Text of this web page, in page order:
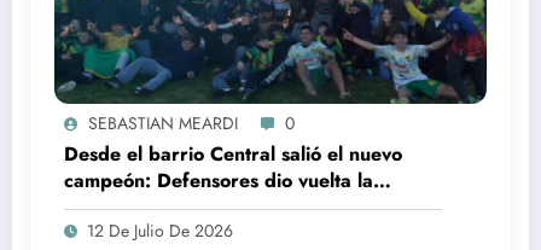
SEBASTIAN MEARDI 0
Desde el barrio Central salió el nuevo
campeón: Defensores dio vuelta la
historia ante El Huracán y se quedó con
el Torneo 6 Ligas
12 De Julio De 2026